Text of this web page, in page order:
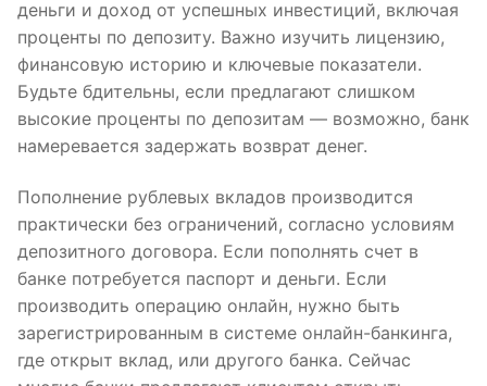
деньги и доход от успешных инвестиций, включая
проценты по депозиту. Важно изучить лицензию,
финансовую историю и ключевые показатели.
Будьте бдительны, если предлагают слишком
высокие проценты по депозитам — возможно, банк
намеревается задержать возврат денег.
Пополнение рублевых вкладов производится
практически без ограничений, согласно условиям
депозитного договора. Если пополнять счет в
банке потребуется паспорт и деньги. Если
производить операцию онлайн, нужно быть
зарегистрированным в системе онлайн-банкинга,
где открыт вклад, или другого банка. Сейчас